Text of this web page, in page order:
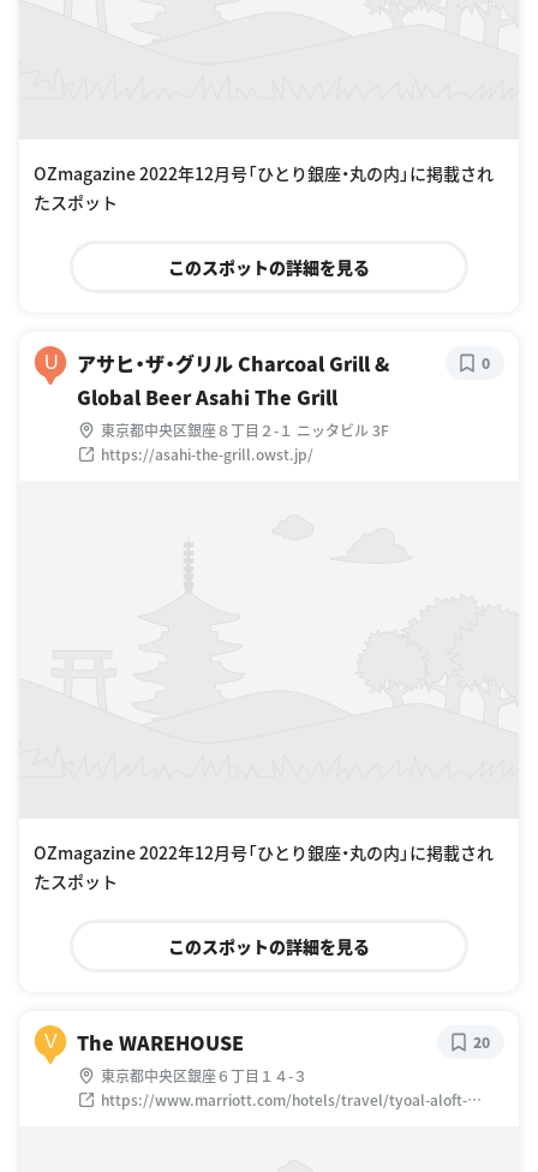
OZmagazine 2022年12月号「ひとり銀座・丸の内」に掲載され
たスポット
このスポットの詳細を見る
U
アサヒ・ザ・グリル Charcoal Grill &
Global Beer Asahi The Grill
東京都中央区銀座８丁目２-１ ニッタビル 3F
https://asahi-the-grill.owst.jp/
0
OZmagazine 2022年12月号「ひとり銀座・丸の内」に掲載され
たスポット
このスポットの詳細を見る
V The WAREHOUSE
東京都中央区銀座６丁目１４-３
https://www.marriott.com/hotels/travel/tyoal-aloft-
20